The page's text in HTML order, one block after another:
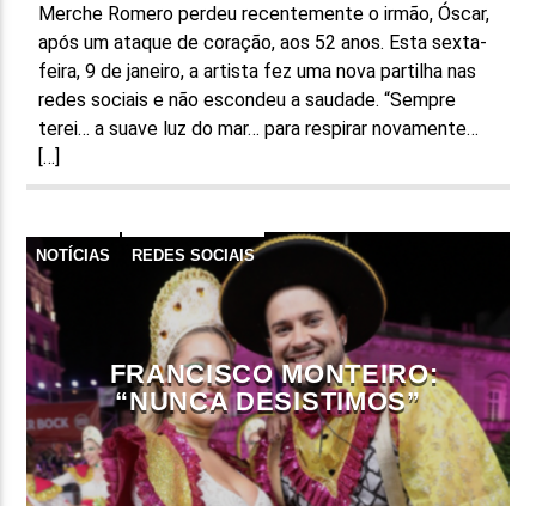
Merche Romero perdeu recentemente o irmão, Óscar,
após um ataque de coração, aos 52 anos. Esta sexta-
feira, 9 de janeiro, a artista fez uma nova partilha nas
redes sociais e não escondeu a saudade. “Sempre
terei… a suave luz do mar… para respirar novamente…
[…]
NOTÍCIAS REDES SOCIAIS
FRANCISCO MONTEIRO:
“NUNCA DESISTIMOS”